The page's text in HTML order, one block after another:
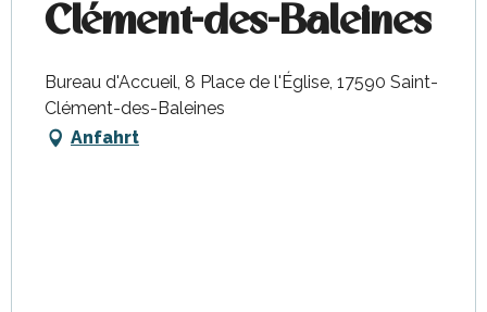
Clément-des-Baleines
Bureau d'Accueil, 8 Place de l'Église, 17590 Saint-
Clément-des-Baleines
Anfahrt